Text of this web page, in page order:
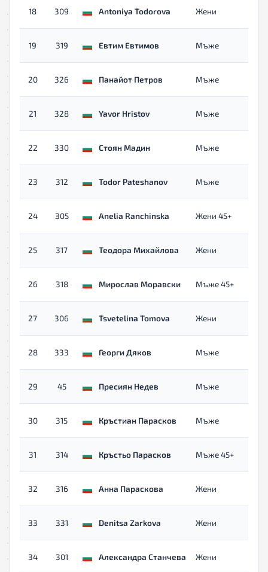
18 309 Antoniya Todorova Жени
19 319 Евтим Евтимов Мъже
20 326 Панайот Петров Мъже
21 328 Yavor Hristov Мъже
22 330 Стоян Мадин Мъже
23 312 Todor Pateshanov Мъже
24 305 Anelia Ranchinska Жени 45+
25 317 Теодора Михайлова Жени
26 318 Мирослав Моравски Мъже 45+
27 306 Tsvetelina Tomova Жени
28 333 Георги Дяков Мъже
29 45 Пресиян Недев Мъже
30 315 Кръстиан Парасков Мъже
31 314 Кръстьо Парасков Мъже 45+
32 316 Анна Параскова Жени
33 331 Denitsa Zarkova Жени
34 301 Александра Станчева Жени